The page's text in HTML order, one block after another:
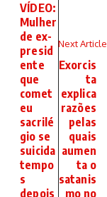
VÍDEO:
Mulher
de ex-
presid
ente
que
comet
eu
sacrilé
gio se
suicida
tempo
s
depois
Next Article
Exorcis
ta
explica
razões
pelas
quais
aumen
ta o
satanis
mo no